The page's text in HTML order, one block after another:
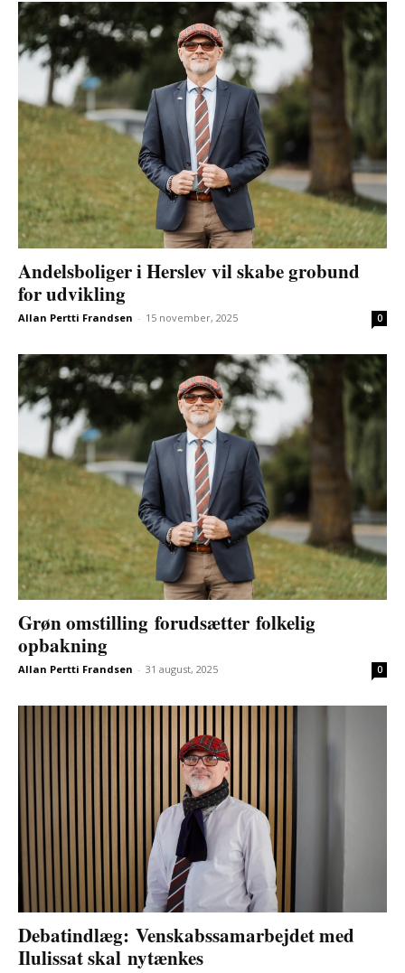
Andelsboliger i Herslev vil skabe grobund
for udvikling
Allan Pertti Frandsen - 15 november, 2025 0
Grøn omstilling forudsætter folkelig
opbakning
Allan Pertti Frandsen - 31 august, 2025 0
Debatindlæg: Venskabssamarbejdet med
Ilulissat skal nytænkes